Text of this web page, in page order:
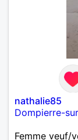
nathalie85
Dompierre-
Femme veuf/